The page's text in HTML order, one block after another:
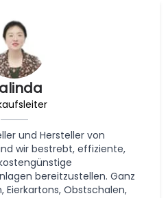
und Hersteller von
wir bestrebt, effiziente,
bereitzustellen. Ganz
Eierkartons, Obstschalen,